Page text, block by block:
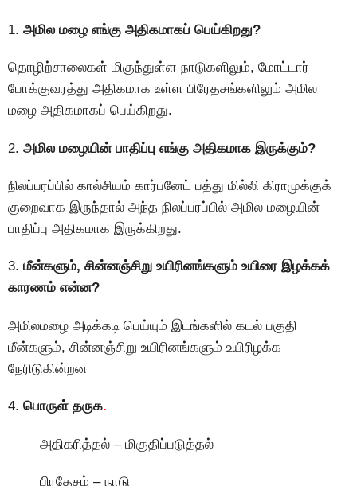
1. அமில மழை எங்கு அதிகமாகப் பெய்கிறது?
தொழிற்சாலைகள் மிகுந்துள்ள நாடுகளிலும், மோட்டார்
போக்குவரத்து அதிகமாக உள்ள பிரேதசங்களிலும் அமில
மழை அதிகமாகப் பெய்கிறது.
2. அமில மழையின் பாதிப்பு எங்கு அதிகமாக இருக்கும்?
நிலப்பரப்பில் கால்சியம் கார்பனேட் பத்து மில்லி கிராமுக்குக்
குறைவாக இருந்தால் அந்த நிலப்பரப்பில் அமில மழையின்
பாதிப்பு அதிகமாக இருக்கிறது.
3. மீன்களும், சின்னஞ்சிறு உயிரினங்களும் உயிரை இழக்கக்
காரணம் என்ன?
அமிலமழை அடிக்கடி பெய்யும் இடங்களில் கடல் பகுதி
மீன்களும், சின்னஞ்சிறு உயிரினங்களும் உயிரிழக்க
நேரிடுகின்றன
4. பொருள் தருக.
அதிகரித்தல் – மிகுதிப்படுத்தல்
பிரதேசம் – நாடு